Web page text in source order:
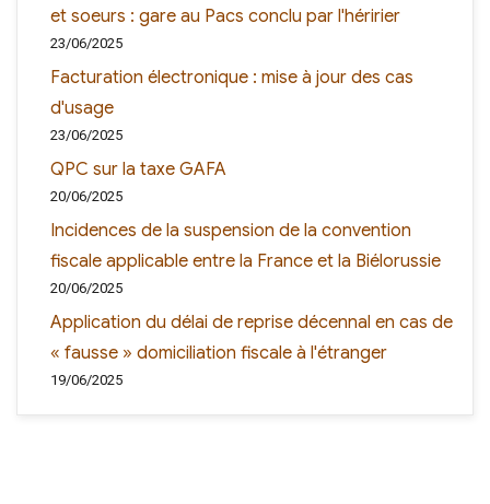
et soeurs : gare au Pacs conclu par l'héririer
23/06/2025
Facturation électronique : mise à jour des cas
d'usage
23/06/2025
QPC sur la taxe GAFA
20/06/2025
Incidences de la suspension de la convention
fiscale applicable entre la France et la Biélorussie
20/06/2025
Application du délai de reprise décennal en cas de
« fausse » domiciliation fiscale à l'étranger
19/06/2025